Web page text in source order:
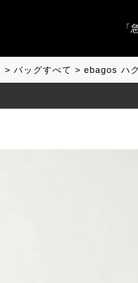
「急に
バッグすべて ebagos ハ